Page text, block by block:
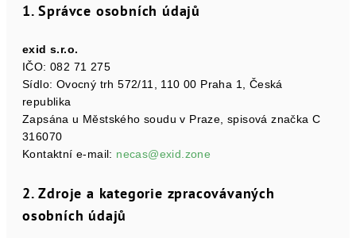
1. Správce osobních údajů
exid s.r.o.
IČO: 082 71 275
Sídlo: Ovocný trh 572/11, 110 00 Praha 1, Česká
republika
Zapsána u Městského soudu v Praze, spisová značka C
316070
Kontaktní e-mail: necas@exid.zone
2. Zdroje a kategorie zpracovávaných
osobních údajů